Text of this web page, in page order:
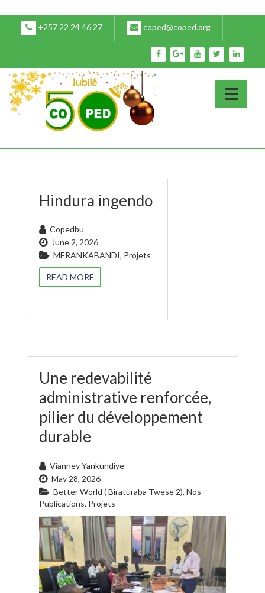
+257 22 24 46 27 coped@coped.org
Hindura ingendo
Copedbu
June 2, 2026
MERANKABANDI, Projets
READ MORE
Une redevabilité
administrative renforcée,
pilier du développement
durable
Vianney Yankundiye
May 28, 2026
Better World ( Biraturaba Twese 2), Nos
Publications, Projets